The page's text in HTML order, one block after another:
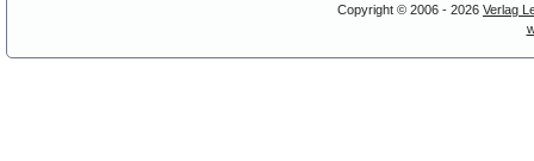
Copyright © 2006 - 2026 Verlag